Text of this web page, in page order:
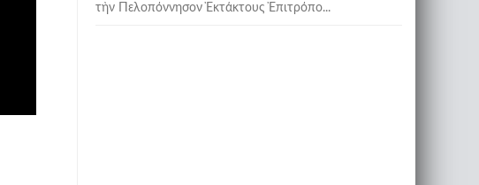
τὴν Πελοπόννησον Ἐκτάκτους Ἐπιτρόπο...